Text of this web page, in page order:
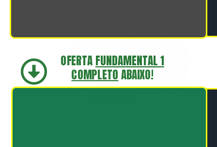
OFERTAFUNDAMENTAL 1
COMPLETOABAIXO!